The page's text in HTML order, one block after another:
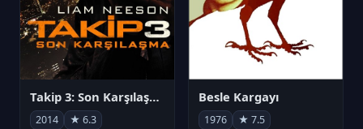
Takip 3: Son Karşılaşma
2014 ★ 6.3
Besle Kargayı
1976 ★ 7.5